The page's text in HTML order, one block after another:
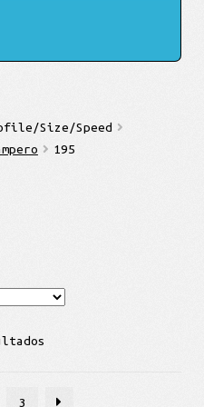
Size/Speed
195
3